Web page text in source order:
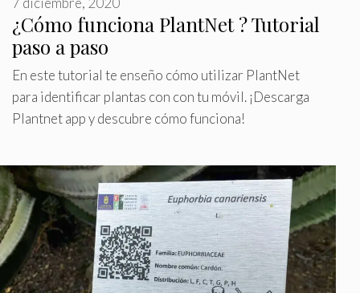
¿Cómo funciona PlantNet ? Tutorial
paso a paso
En este tutorial te enseño cómo utilizar PlantNet
para identificar plantas con con tu móvil. ¡Descarga
Plantnet app y descubre cómo funciona!